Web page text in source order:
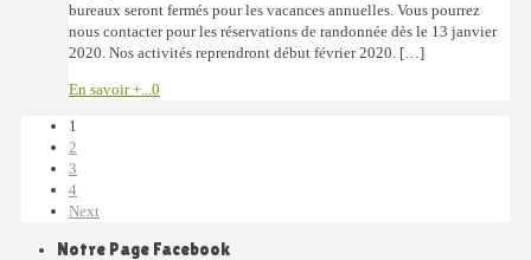
bureaux seront fermés pour les vacances annuelles. Vous pourrez
nous contacter pour les réservations de randonnée dès le 13 janvier
2020. Nos activités reprendront début février 2020. […]
En savoir +...0
1
2
3
4
Next
Notre Page Facebook